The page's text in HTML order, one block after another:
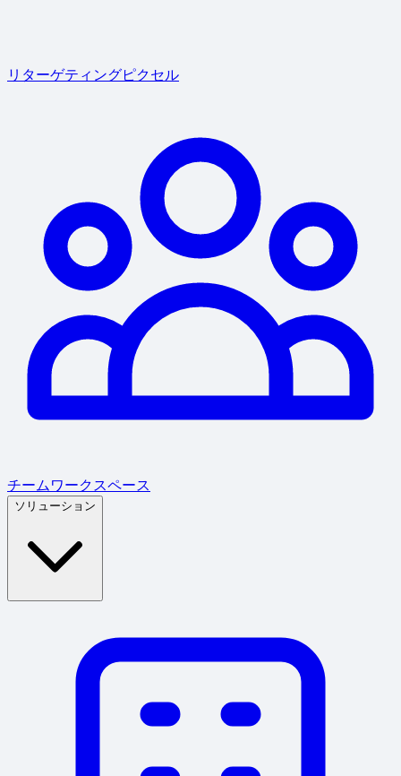
リターゲティングピクセル
チームワークスペース
ソリューション